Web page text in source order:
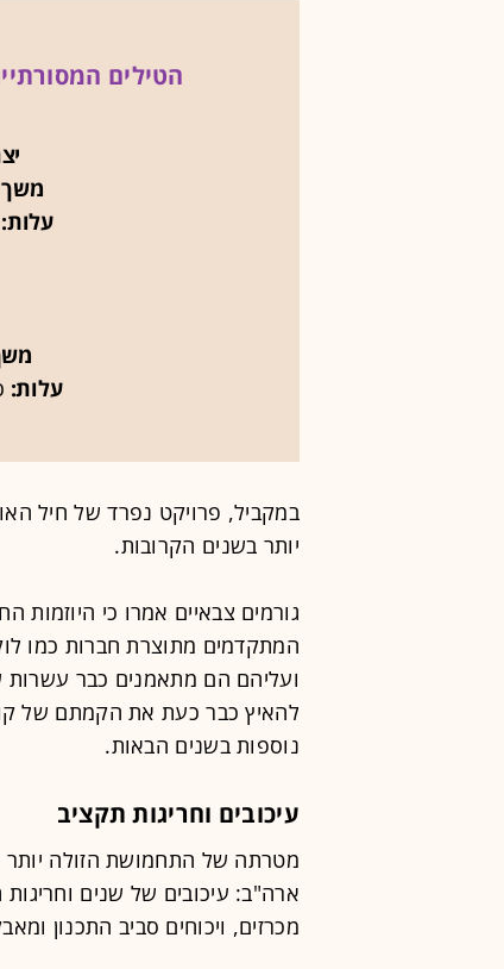
הטילים
משך
עלות:
עלות:
במקביל, פרויקט נפרד של חיל
יותר בשנים הקרובות.
גורמים צבאיים אמרו כי
ועליהם הם מתאמנים כבר עשרות
להאיץ כבר כעת את הקמתם של
נוספות בשנים הבאות.
עיכובים וחריגות תקציב
מטרתה של התחמושת הזולה
ארה"ב: עיכובים של שנים
מכרזים, ויכוחים סביב התכנון